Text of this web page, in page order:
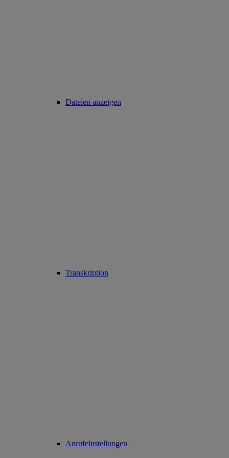
Dateien anzeigen
Transkription
Anrufeinstellungen